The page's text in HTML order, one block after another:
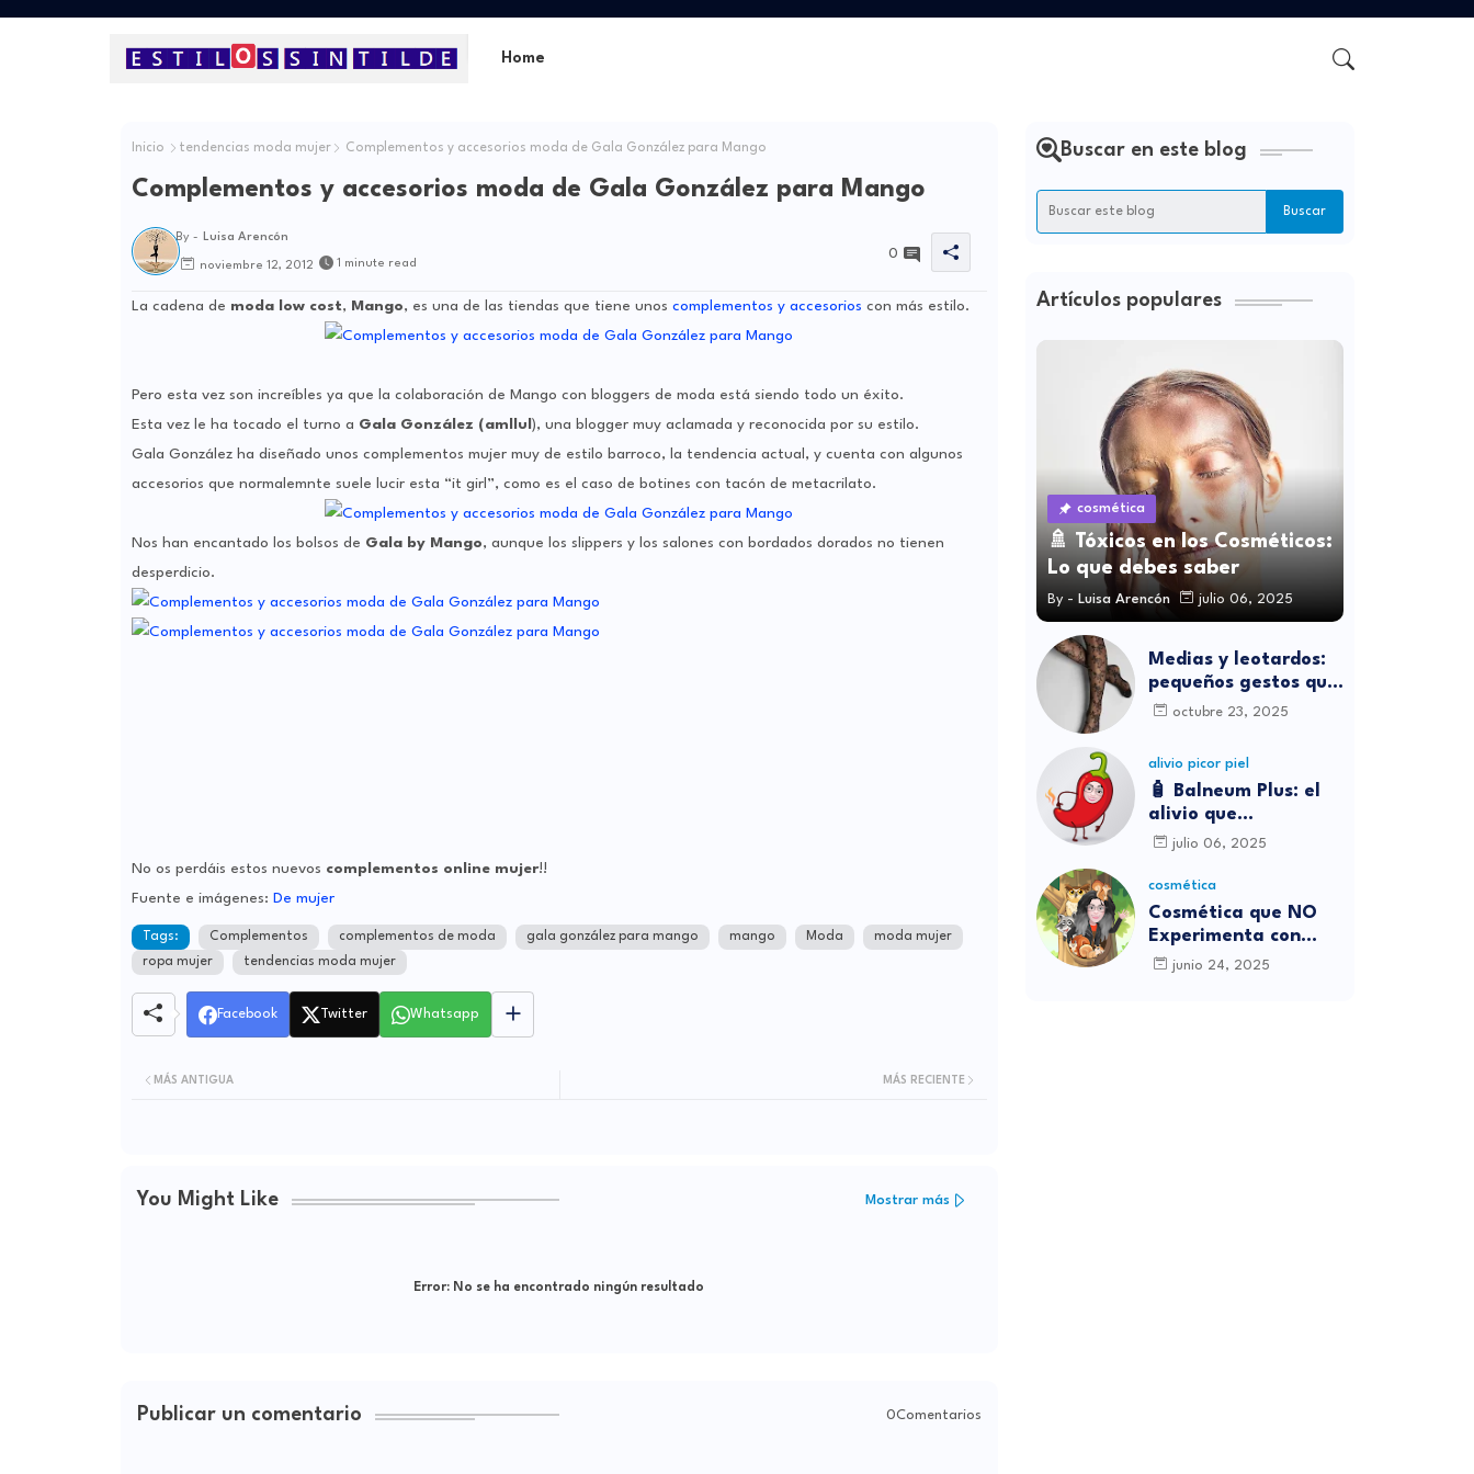
Home
Inicio tendencias moda mujer Complementos y accesorios moda de Gala González para Mango
Complementos y accesorios moda de Gala González para Mango
By - Luisa Arencón
noviembre 12, 2012 1 minute read
0
La cadena de moda low cost, Mango, es una de las tiendas que tiene unos complementos y accesorios con más estilo.
Pero esta vez son increíbles ya que la colaboración de Mango con bloggers de moda está siendo todo un éxito.
Esta vez le ha tocado el turno a Gala González (amllul ), una blogger muy aclamada y reconocida por su estilo.
Gala González ha diseñado unos complementos mujer muy de estilo barroco, la tendencia actual, y cuenta con algunos
accesorios que normalemnte suele lucir esta “it girl”, como es el caso de botines con tacón de metacrilato.
Nos han encantado los bolsos de Gala by Mango, aunque los slippers y los salones con bordados dorados no tienen
desperdicio.
No os perdáis estos nuevos complementos online mujer!!
Fuente e imágenes: De mujer
Tags: Complementos complementos de moda gala gonzález para mango mango Moda
moda mujer
ropa mujer
tendencias moda mujer
Facebook Twitter Whatsapp
MÁS RECIENTE
MÁS ANTIGUA
You Might Like Mostrar más
Error: No se ha encontrado ningún resultado
Publicar un comentario 0Comentarios
Buscar en este blog
Artículos populares
cosmética
🚿 Tóxicos en los Cosméticos:
Lo que debes saber
By - Luisa Arencón julio 06, 2025
Medias y leotardos:
pequeños gestos que
transforman cómo
octubre 23, 2025
alivio picor piel
🧴 Balneum Plus: el
alivio que
necesitábamos para
julio 06, 2025
cosmética
Cosmética que NO
Experimenta con
Animales
junio 24, 2025